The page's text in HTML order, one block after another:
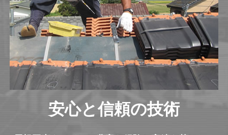
安心と信頼の技術